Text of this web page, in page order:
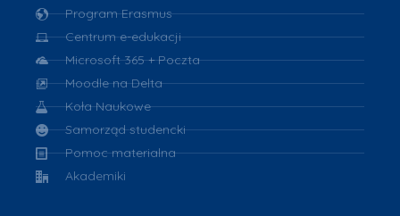
Program Erasmus
Centrum e-edukacji
Microsoft 365 + Poczta
Moodle na Delta
Koła Naukowe
Samorząd studencki
Pomoc materialna
Akademiki